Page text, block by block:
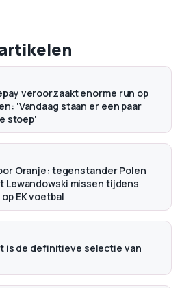
veroorzaakt enorme run op
'Vandaag staan er een paar
stoep'
Oranje: tegenstander Polen
Lewandowski missen tijdens
EK voetbal
is de definitieve selectie van